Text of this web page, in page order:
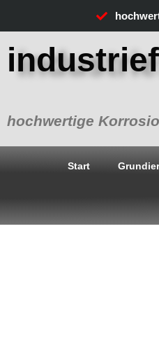
springen
hochwertige
Start